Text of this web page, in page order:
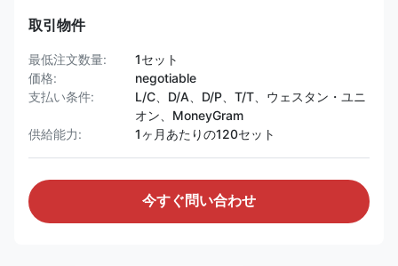
取引物件
最低注文数量:
1セット
価格:
negotiable
支払い条件:
L/C、D/A、D/P、T/T、ウェスタン・ユニ
オン、MoneyGram
供給能力:
1ヶ月あたりの120セット
今すぐ問い合わせ